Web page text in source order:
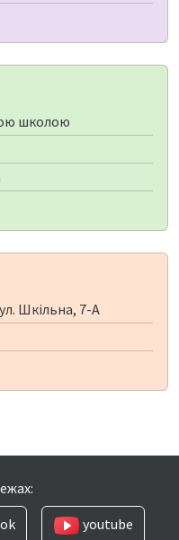
школою
Шкільна, 7-А
youtube